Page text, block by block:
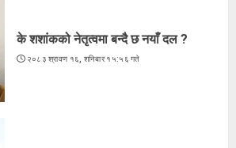
के शशांकको नेतृत्वमा बन्दै छ नयाँ दल ?
२०८३ श्रावण १६, शनिबार १५:५६ गते